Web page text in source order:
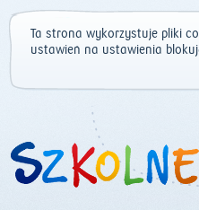
Ta strona wykorzystuje pliki
ustawień na ustawienia